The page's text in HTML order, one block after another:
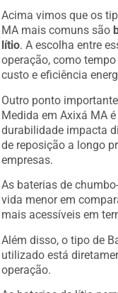
Acima vimos que os
MA mais comuns são
lítio. A escolha entre
operação, como
custo e eficiência
Outro ponto
Medida em Axixá MA
durabilidade impacta
de reposição a longo
empresas.
As baterias de
vida menor em
mais acessíveis em
Além disso, o tipo de
utilizado está
operação.